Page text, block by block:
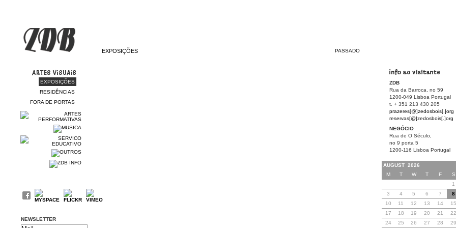
EXPOSIÇÕES
RESIDÊNCIAS
FORA DE PORTAS
NEWSLETTER
EXPOSIÇÕES PASSADO
ZDB
Rua da Barroca, no 59
1200-049 Lisboa Portugal
t. + 351 213 430 205
prazeres[@]zedosbois[.]org
reservas[@]zedosbois[.]org
NEGÓCIO
Rua de O Século,
no 9 porta 5
1200-116 Lisboa Portugal
AUGUST 2026
M
T W T F S
1
3
4 5 6 7
8
10
11 12 13 14
15
17
18 19 20 21
22
24
25 26 27 28
29